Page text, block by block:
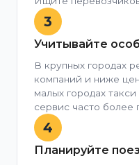
3
Учитывайте
В крупных городах
компаний и ниже
малых городах
сервис часто более
4
Планируйте